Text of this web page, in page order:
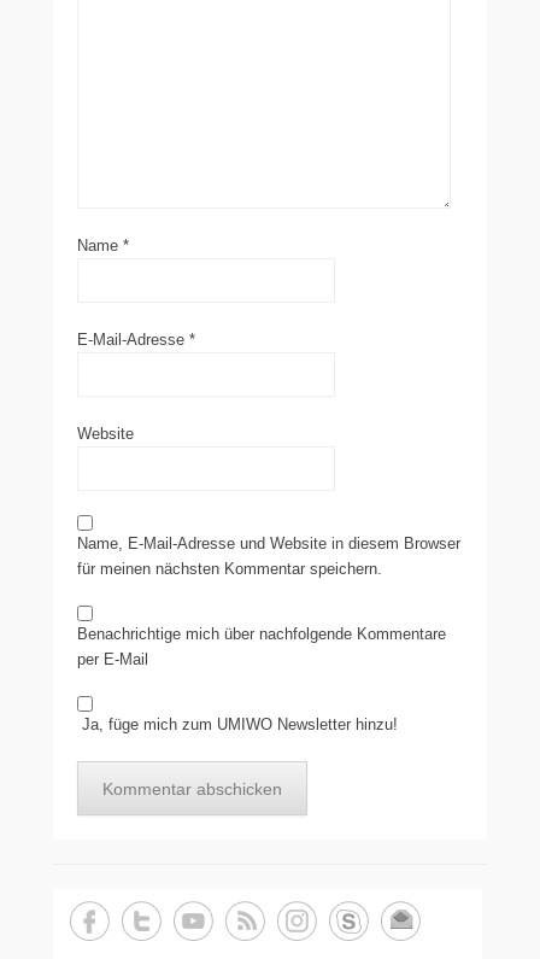
Name *
E-Mail-Adresse *
Website
Name, E-Mail-Adresse und Website in diesem Browser
für meinen nächsten Kommentar speichern.
Benachrichtige mich über nachfolgende Kommentare
per E-Mail
Ja, füge mich zum UMIWO Newsletter hinzu!